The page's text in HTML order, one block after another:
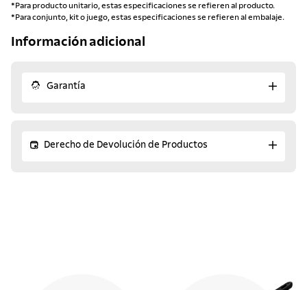
*Para producto unitario, estas especificaciones se refieren al producto.
*Para conjunto, kit o juego, estas especificaciones se refieren al embalaje.
Información adicional
Garantía
Derecho de Devolución de Productos